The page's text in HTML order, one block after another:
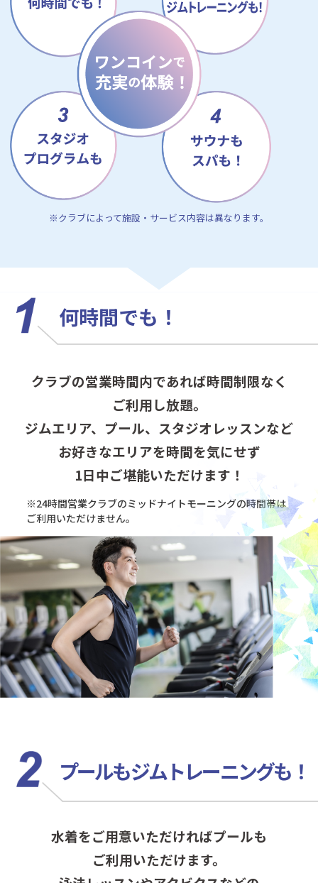
※クラブによって施設・サービス内容は異なります。
何時間でも！
クラブの営業時間内であれば時間制限なく
ご利用し放題。
ジムエリア、プール、スタジオレッスンなど
お好きなエリアを時間を気にせず
1日中ご堪能いただけます！
※24時間営業クラブのミッドナイトモーニングの時間帯は
ご利用いただけません。
プールもジムトレーニングも！
水着をご用意いただければプールも
ご利用いただけます。